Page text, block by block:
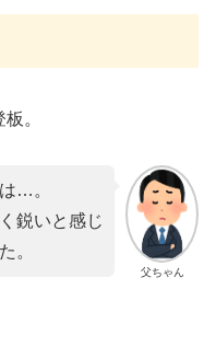
。
父ちゃん
…。
鋭いと感じ
。